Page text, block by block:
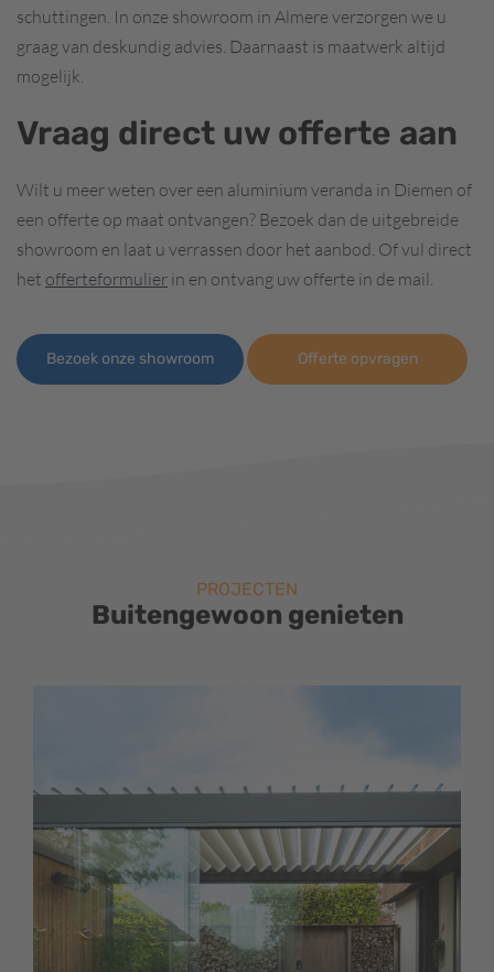
schuttingen. In onze showroom in Almere verzorgen we u
graag van deskundig advies. Daarnaast is maatwerk altijd
mogelijk.
Vraag direct uw offerte aan
Wilt u meer weten over een aluminium veranda in Diemen of
een offerte op maat ontvangen? Bezoek dan de uitgebreide
showroom en laat u verrassen door het aanbod. Of vul direct
het offerteformulier in en ontvang uw offerte in de mail.
Bezoek onze showroom Offerte opvragen
PROJECTEN
Buitengewoon genieten